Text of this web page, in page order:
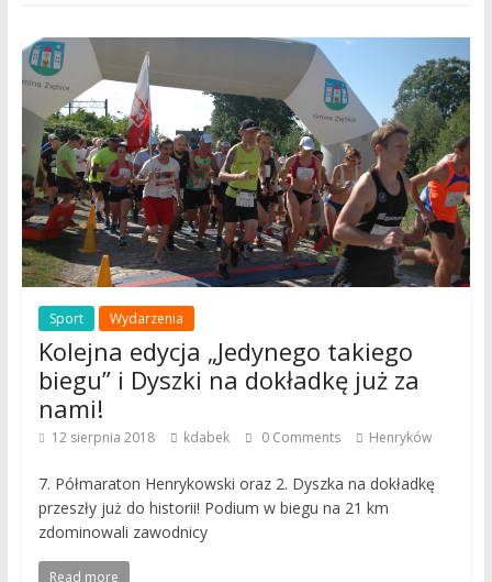
Sport Wydarzenia
Kolejna edycja „Jedynego takiego
biegu” i Dyszki na dokładkę już za
nami!
12 sierpnia 2018 kdabek 0 Comments Henryków
7. Półmaraton Henrykowski oraz 2. Dyszka na dokładkę
przeszły już do historii! Podium w biegu na 21 km
zdominowali zawodnicy
Read more